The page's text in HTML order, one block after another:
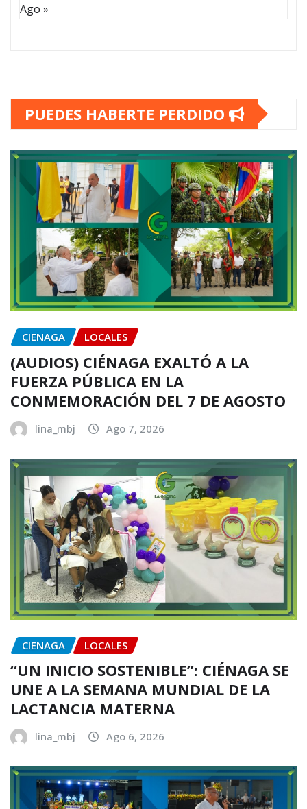
Ago »
PUEDES HABERTE PERDIDO
CIENAGA LOCALES
(AUDIOS) CIÉNAGA EXALTÓ A LA
FUERZA PÚBLICA EN LA
CONMEMORACIÓN DEL 7 DE AGOSTO
lina_mbj Ago 7, 2026
CIENAGA LOCALES
“UN INICIO SOSTENIBLE”: CIÉNAGA SE
UNE A LA SEMANA MUNDIAL DE LA
LACTANCIA MATERNA
lina_mbj Ago 6, 2026